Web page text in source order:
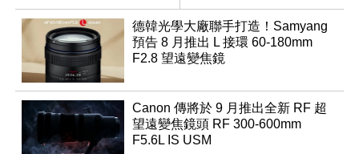
優化
行修復
德韓光學大廠聯手打造！Samyang
預告 8 月推出 L 接環 60-180mm
F2.8 望遠變焦鏡
Canon 傳將於 9 月推出全新 RF 超
望遠變焦鏡頭 RF 300-600mm
F5.6L IS USM